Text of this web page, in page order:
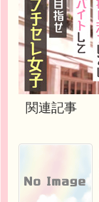
関連記事